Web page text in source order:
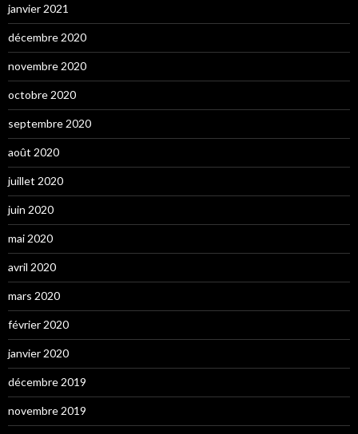
janvier 2021
décembre 2020
novembre 2020
octobre 2020
septembre 2020
août 2020
juillet 2020
juin 2020
mai 2020
avril 2020
mars 2020
février 2020
janvier 2020
décembre 2019
novembre 2019